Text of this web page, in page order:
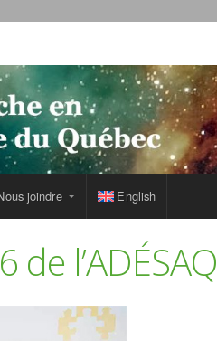
joindre English
l’ADÉSAQ